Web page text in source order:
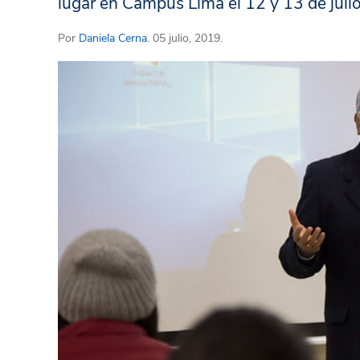
Por Daniela Cerna. 05 julio, 2019.